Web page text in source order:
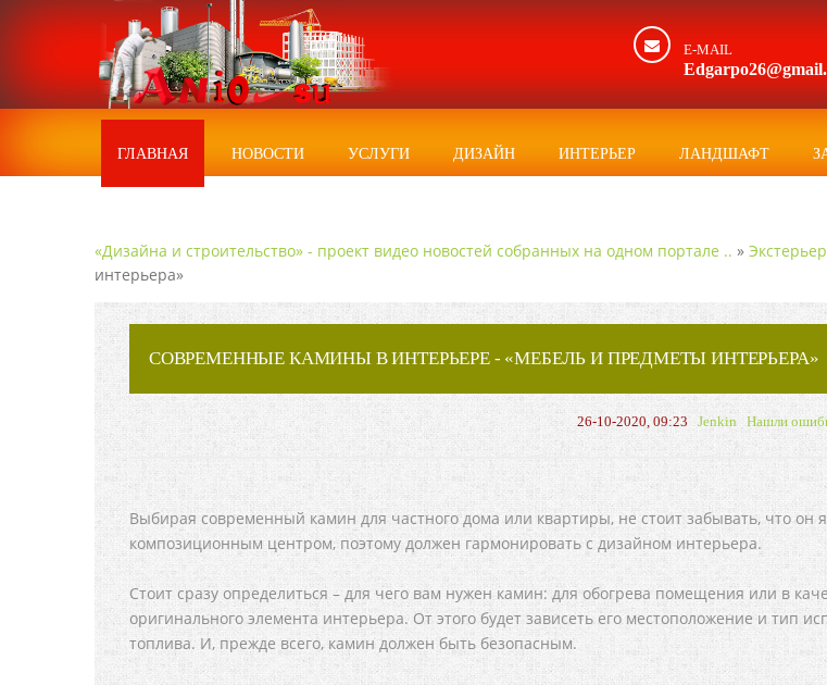
E-MAIL
ГЛАВНАЯ НОВОСТИ УСЛУГИ ДИЗАЙН ИНТЕРЬЕР ЛАНДШАФТ
«Дизайна и строительство» - проект видео новостей собранных на одном портале .. » Экстерьер
интерьера»
СОВРЕМЕННЫЕ КАМИНЫ В ИНТЕРЬЕРЕ - «МЕБЕЛЬ И ПРЕДМЕТЫ ИНТЕРЬЕРА»
26-10-2020, 09:23Jenkin Нашли
Выбирая современный камин для частного дома или квартиры, не стоит забывать, что он
композиционным центром, поэтому должен гармонировать с дизайном интерьера.
Стоит сразу определиться – для чего вам нужен камин: для обогрева помещения или в
оригинального элемента интерьера. От этого будет зависеть его местоположение и тип
топлива. И, прежде всего, камин должен быть безопасным.